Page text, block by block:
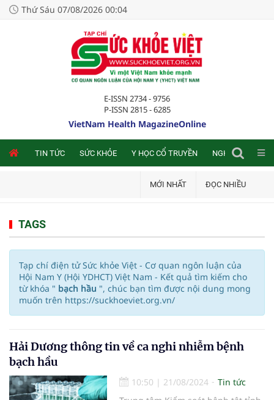
Thứ Sáu 07/08/2026 00:04
E-ISSN 2734 - 9756
P-ISSN 2815 - 6285
VietNam Health MagazineOnline
TIN TỨC SỨC KHỎE Y HỌC CỔ TRUYỀN NGHIÊN CỨU
MỚI NHẤT ĐỌC NHIỀU
TAGS
Tạp chí điện tử Sức khỏe Việt - Cơ quan ngôn luận của
Hội Nam Y (Hội YDHCT) Việt Nam - Kết quả tìm kiếm cho
từ khóa " bạch hầu ", chúc bạn tìm được nội dung mong
muốn trên https://suckhoeviet.org.vn/
Hải Dương thông tin về ca nghi nhiễm bệnh
bạch hầu
10:50 | 21/08/2024
Tin tức